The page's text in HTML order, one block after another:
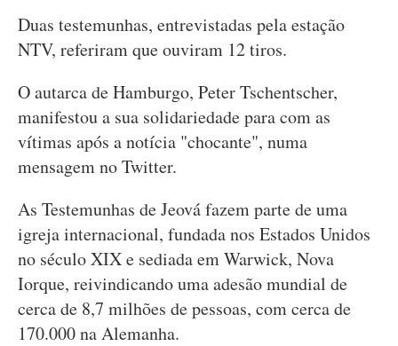
Duas testemunhas, entrevistadas pela estação
NTV, referiram que ouviram 12 tiros.
O autarca de Hamburgo, Peter Tschentscher,
manifestou a sua solidariedade para com as
vítimas após a notícia "chocante", numa
mensagem no Twitter.
As Testemunhas de Jeová fazem parte de uma
igreja internacional, fundada nos Estados Unidos
no século XIX e sediada em Warwick, Nova
Iorque, reivindicando uma adesão mundial de
cerca de 8,7 milhões de pessoas, com cerca de
170.000 na Alemanha.